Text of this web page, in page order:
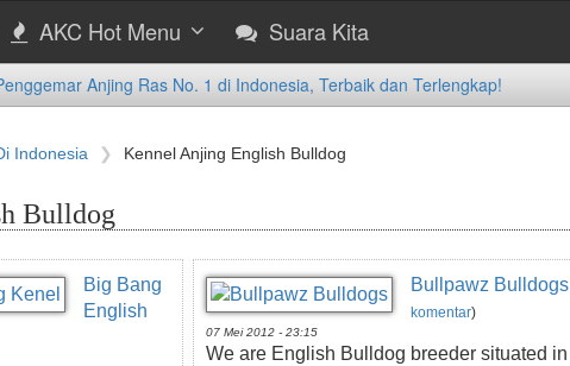
AKC Hot Menu Suara Kita
Anjing Ras No. 1 di Indonesia, Terbaik dan Terlengkap!
Indonesia Kennel Anjing English Bulldog
Bulldog
Big Bang
English
Bullpawz Bulldogs
komentar)
07 Mei 2012 - 23:15
We are English Bulldog breeder situated in